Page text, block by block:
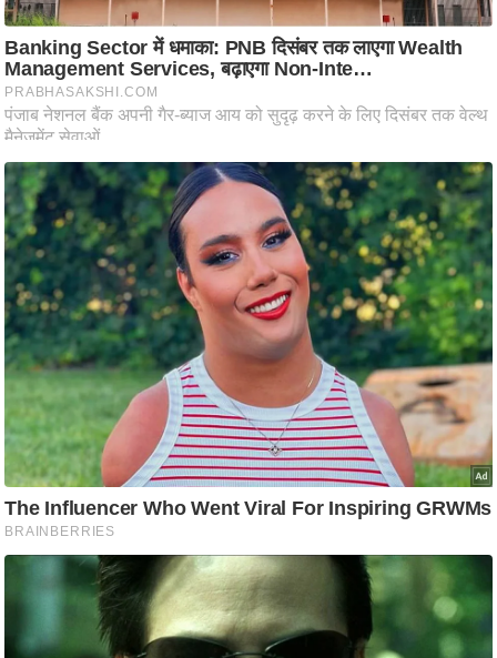
स्तं
भ
ए
म
.
आ
र
.
आ
ई
.
चा
य
र
स
मी
क्षा
ध
ति